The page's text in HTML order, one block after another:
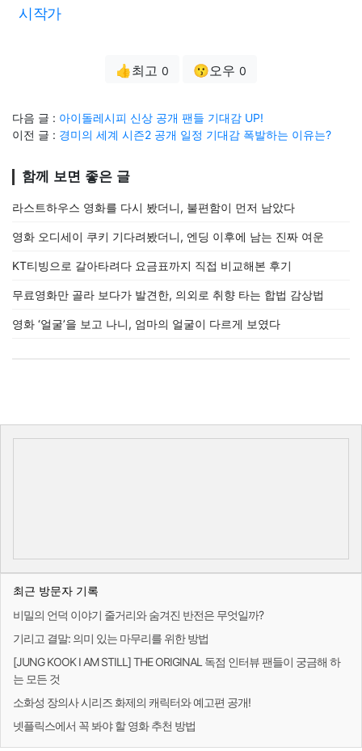
시작가
👍최고 0 😗오우 0
다음 글 : 아이돌레시피 신상 공개 팬들 기대감 UP!
이전 글 : 경미의 세계 시즌2 공개 일정 기대감 폭발하는 이유는?
함께 보면 좋은 글
라스트하우스 영화를 다시 봤더니, 불편함이 먼저 남았다
영화 오디세이 쿠키 기다려봤더니, 엔딩 이후에 남는 진짜 여운
KT티빙으로 갈아타려다 요금표까지 직접 비교해본 후기
무료영화만 골라 보다가 발견한, 의외로 취향 타는 합법 감상법
영화 ‘얼굴’을 보고 나니, 엄마의 얼굴이 다르게 보였다
최근 방문자 기록
비밀의 언덕 이야기 줄거리와 숨겨진 반전은 무엇일까?
기리고 결말: 의미 있는 마무리를 위한 방법
[JUNG KOOK I AM STILL] THE ORIGINAL 독점 인터뷰 팬들이 궁금해 하
는 모든 것
소화성 장의사 시리즈 화제의 캐릭터와 예고편 공개!
넷플릭스에서 꼭 봐야 할 영화 추천 방법